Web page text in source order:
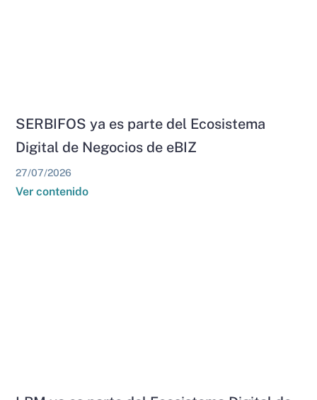
SERBIFOS ya es parte del Ecosistema
Digital de Negocios de eBIZ
27/07/2026
Ver contenido